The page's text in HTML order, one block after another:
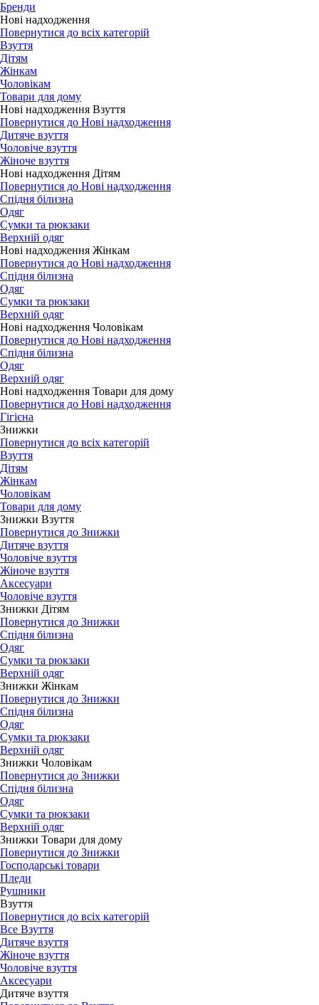
Бренди
Нові надходження
Повернутися до всіх категорій
Взуття
Дітям
Жінкам
Чоловікам
Товари для дому
Нові надходження Взуття
Повернутися до Нові надходження
Дитяче взуття
Чоловіче взуття
Жіноче взуття
Нові надходження Дітям
Повернутися до Нові надходження
Спідня білизна
Одяг
Сумки та рюкзаки
Верхній одяг
Нові надходження Жінкам
Повернутися до Нові надходження
Спідня білизна
Одяг
Сумки та рюкзаки
Верхній одяг
Нові надходження Чоловікам
Повернутися до Нові надходження
Спідня білизна
Одяг
Верхній одяг
Нові надходження Товари для дому
Повернутися до Нові надходження
Гігієна
Знижки
Повернутися до всіх категорій
Взуття
Дітям
Жінкам
Чоловікам
Товари для дому
Знижки Взуття
Повернутися до Знижки
Дитяче взуття
Чоловіче взуття
Жіноче взуття
Аксесуари
Чоловіче взуття
Знижки Дітям
Повернутися до Знижки
Спідня білизна
Одяг
Сумки та рюкзаки
Верхній одяг
Знижки Жінкам
Повернутися до Знижки
Спідня білизна
Одяг
Сумки та рюкзаки
Верхній одяг
Знижки Чоловікам
Повернутися до Знижки
Спідня білизна
Одяг
Сумки та рюкзаки
Верхній одяг
Знижки Товари для дому
Повернутися до Знижки
Господарські товари
Пледи
Рушники
Взуття
Повернутися до всіх категорій
Все Взуття
Дитяче взуття
Жіноче взуття
Чоловіче взуття
Аксесуари
Дитяче взуття